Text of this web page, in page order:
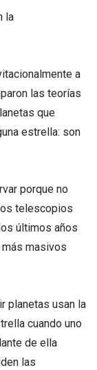
la
a
las teorías
que
estrella: son
porque no
telescopios
últimos años
masivos
planetas usan la
cuando uno
de ella
las